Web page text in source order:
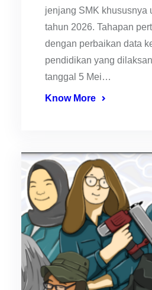
jenjang SMK khususnya
tahun 2026. Tahapan
dengan perbaikan data
pendidikan yang
tanggal 5 Mei…
Know More